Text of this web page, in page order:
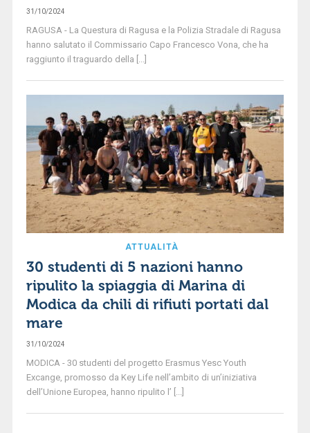
31/10/2024
RAGUSA - La Questura di Ragusa e la Polizia Stradale di Ragusa
hanno salutato il Commissario Capo Francesco Vona, che ha
raggiunto il traguardo della [...]
ATTUALITÀ
30 studenti di 5 nazioni hanno
ripulito la spiaggia di Marina di
Modica da chili di rifiuti portati dal
mare
31/10/2024
MODICA - 30 studenti del progetto Erasmus Yesc Youth
Excange, promosso da Key Life nell’ambito di un’iniziativa
dell’Unione Europea, hanno ripulito l’ [...]